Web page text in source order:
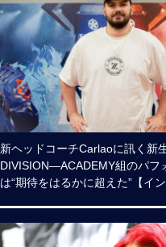
新ヘッドコーチCarlaoに訊く新
DIVISION―ACADEMY組のパフ
は“期待をはるかに超えた”【イン